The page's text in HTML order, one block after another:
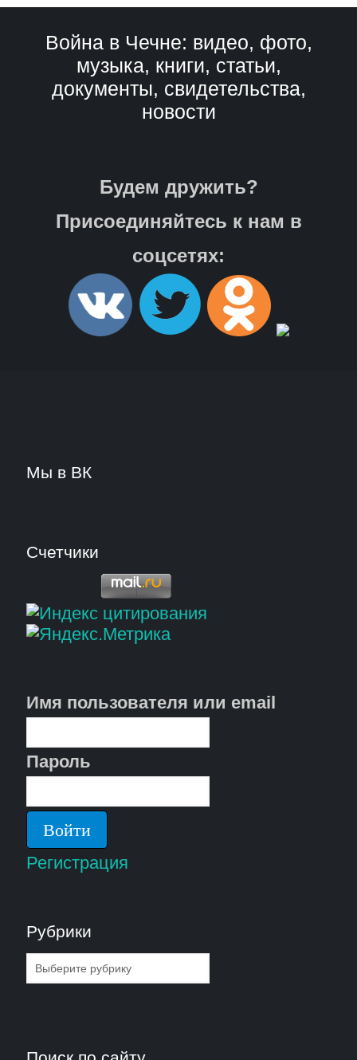
Война в Чечне: видео, фото,
музыка, книги, статьи,
документы, свидетельства,
новости
Будем дружить?
Присоединяйтесь к нам в
соцсетях:
Мы в ВК
Счетчики
Имя пользователя или email
Пароль
Регистрация
Рубрики
Рубрики